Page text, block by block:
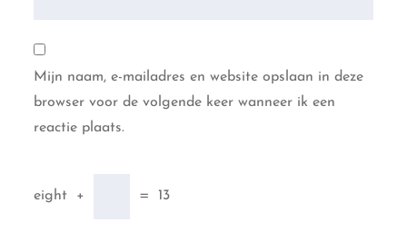
Mijn naam, e-mailadres en website opslaan in deze
browser voor de volgende keer wanneer ik een
reactie plaats.
eight + = 13